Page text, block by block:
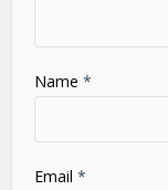
Name*
Email*